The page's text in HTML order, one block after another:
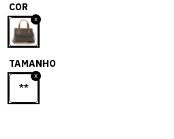
COR
TAMANHO
**